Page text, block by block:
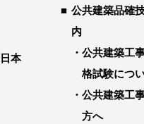
本
公共建築品確
内
公共建築工
格試験につ
公共建築工
方へ